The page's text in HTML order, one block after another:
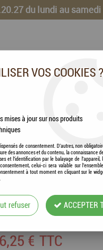
du lundi au samedi
ANIMAUX DE LA FERME
- JUMBLER
Soyez le premier à donner votre avis !
,25 € TTC
VOS COOKIES ?
mises à jour sur nos produits
de consentement. D'autres, non
des annonces et du contenu, la connaissance
et l'identification par le balayage de l'appareil,
celui-ci sera valable sur
à tout moment en cliquant sur le
refuser ACCEPTER